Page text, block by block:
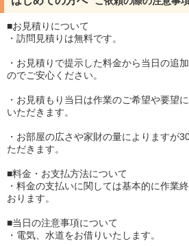
■お見積りについて
・訪問見積りは無料です。
・お見積りで提示した料金から当日の追
のでご安心ください。
・お見積もり当日は作業のご希望や要望
いただきます。
・お部屋の広さや家財の量によりますが
ただきます。
■料金・お支払方法について
・料金の支払いに関しては基本的に作業
おります。
■当日の注意事項について
・電気、水道をお借りいたします。